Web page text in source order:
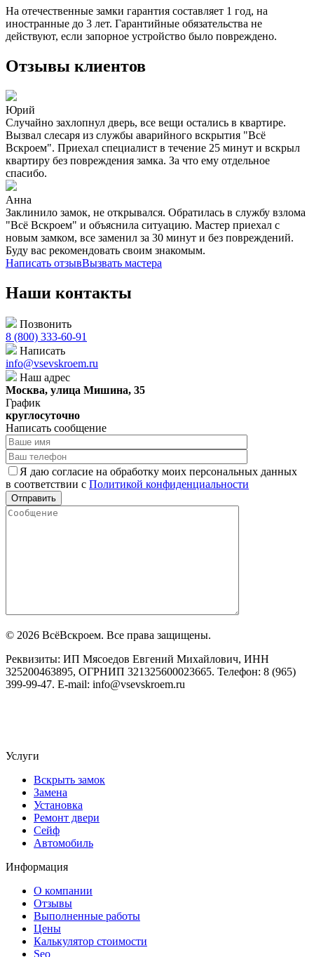
На отечественные замки гарантия составляет 1 год, на
иностранные до 3 лет. Гарантийные обязательства не
действуют, если запорное устройство было повреждено.
Отзывы клиентов
Юрий
Случайно захлопнул дверь, все вещи остались в квартире.
Вызвал слесаря из службы аварийного вскрытия "Всё
Вскроем". Приехал специалист в течение 25 минут и вскрыл
квартиру без повреждения замка. За что ему отдельное
спасибо.
Анна
Заклинило замок, не открывался. Обратилась в службу взлома
"Всё Вскроем" и объяснила ситуацию. Мастер приехал с
новым замком, все заменил за 30 минут и без повреждений.
Буду вас рекомендовать своим знакомым.
Написать отзывВызвать мастера
Наши контакты
Позвонить
8 (800) 333-60-91
Написать
info@vsevskroem.ru
Наш адрес
Москва, улица Мишина, 35
График
круглосуточно
Написать сообщение
Я даю согласие на обработку моих персональных данных
в соответствии с Политикой конфиденциальности
© 2026 ВсёВскроем. Все права защищены.
Реквизиты: ИП Мясоедов Евгений Михайлович, ИНН
325200463895, ОГРНИП 321325600023665. Телефон: 8 (965)
399-99-47. E-mail: info@vsevskroem.ru
Услуги
Вскрыть замок
Замена
Установка
Ремонт двери
Сейф
Автомобиль
Информация
О компании
Отзывы
Выполненные работы
Цены
Калькулятор стоимости
Seo